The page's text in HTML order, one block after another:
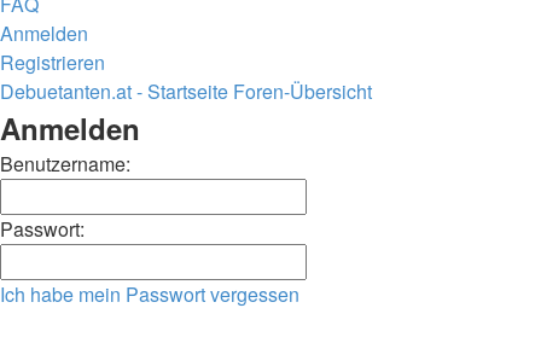
Anmelden
Registrieren
Debuetanten.at - Startseite Foren-Übersicht
Suche
Anmelden
Benutzername:
Passwort:
Ich habe mein Passwort vergessen